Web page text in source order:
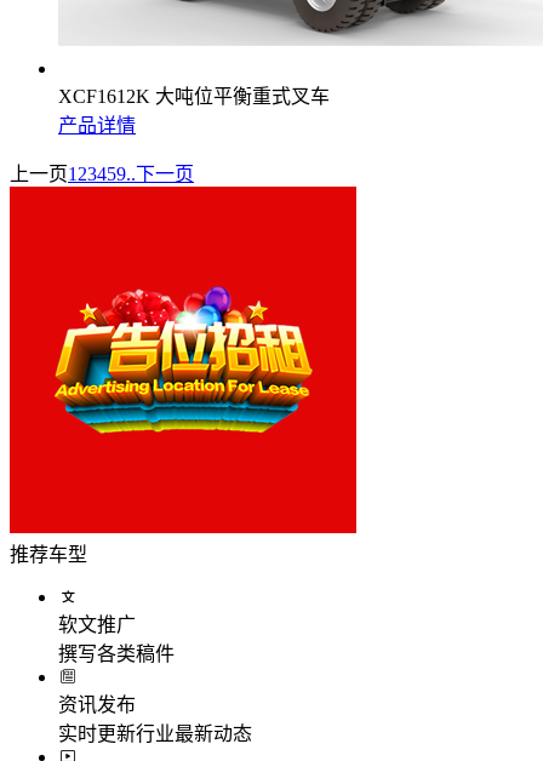
XCF1612K 大吨位平衡重式叉车
产品详情
上一页1 23459..下一页
推荐车型
软文推广
撰写各类稿件
资讯发布
实时更新行业最新动态